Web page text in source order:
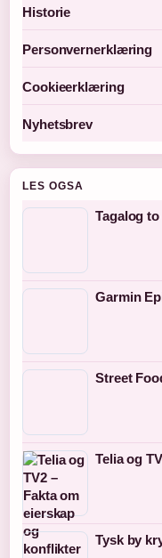
Historie
Personvernerklæring
Cookieerklæring
Nyhetsbrev
LES OGSA
Tagalog
Garmin
Street
Telia og
Tysk by